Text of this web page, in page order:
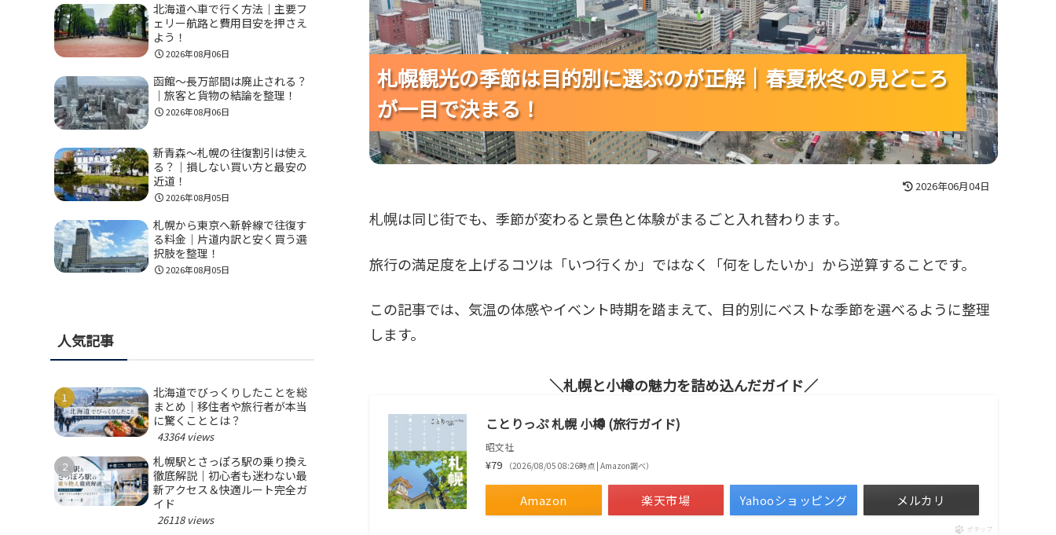
札幌観光の季節は目的別に選ぶのが正解｜春夏秋冬の見どころ
が一目で決まる！
札幌観光の季節は目的別に選ぶのが正解｜春夏秋冬の見どころ
が一目で決まる！
札幌観光の季節は目的別に選ぶのが正解｜春夏秋冬の見どころ
が一目で決まる！
2026年06月04日
札幌は同じ街でも、季節が変わると景色と体験がまるごと入れ替わります。
旅行の満足度を上げるコツは「いつ行くか」ではなく「何をしたいか」から逆算することです。
この記事では、気温の体感やイベント時期を踏まえて、目的別にベストな季節を選べるように整理
します。
札幌と小樽の魅力を詰め込んだガイド
ことりっぷ 札幌 小樽 (旅行ガイド)
昭文社
¥79 （2026/08/05 08:26時点 | Amazon調べ）
Amazon 楽天市場 Yahooショッピング メルカリ
ポチップ
北海道へ車で行く方法｜主要フ
ェリー航路と費用目安を押さえ
よう！
2026年08月06日
函館〜長万部間は廃止される？
｜旅客と貨物の結論を整理！
2026年08月06日
新青森〜札幌の往復割引は使え
る？｜損しない買い方と最安の
近道！
2026年08月05日
札幌から東京へ新幹線で往復す
る料金｜片道内訳と安く買う選
択肢を整理！
2026年08月05日
人気記事
北海道でびっくりしたことを総
まとめ｜移住者や旅行者が本当
に驚くこととは？
43364 views
札幌駅とさっぽろ駅の乗り換え
徹底解説｜初心者も迷わない最
新アクセス＆快適ルート完全ガ
イド
26118 views